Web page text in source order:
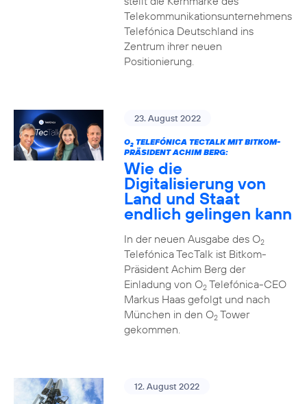
Telekommunikationsunternehmens
Telefónica Deutschland ins
Zentrum ihrer neuen
Positionierung.
23. August 2022
O2TELEFÓNICA TECTALK MIT BITKOM-
PRÄSIDENT ACHIM BERG:
Wie die
Digitalisierung von
Land und Staat
endlich gelingen kann
In der neuen Ausgabe des O2
Telefónica TecTalk ist Bitkom-
Präsident Achim Berg der
Einladung von O2Telefónica-CEO
Markus Haas gefolgt und nach
München in den O2Tower
gekommen.
12. August 2022